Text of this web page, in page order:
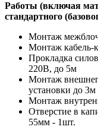
Работы (включая
стандартного
Монтаж
Монтаж кабель-
Прокладка
220В, до 5м
Монтаж
установки до
Монтаж
Отверстие в
55мм - 1шт.